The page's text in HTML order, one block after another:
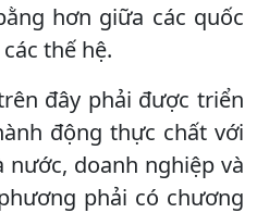
hơn giữa các quốc
thế hệ.
đây phải được triển
động thực chất với
nước, doanh nghiệp và
phải có chương